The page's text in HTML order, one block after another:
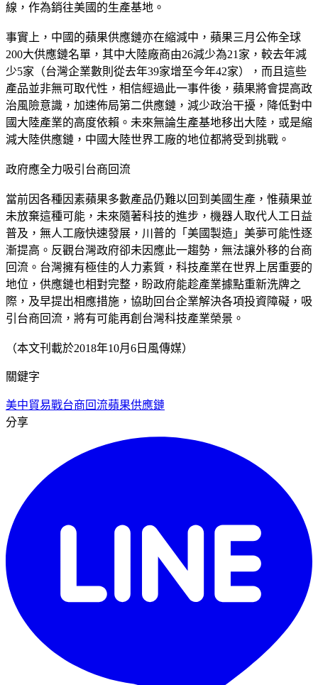
線，作為銷往美國的生產基地。
事實上，中國的蘋果供應鏈亦在縮減中，蘋果三月公佈全球
200大供應鏈名單，其中大陸廠商由26減少為21家，較去年減
少5家（台灣企業數則從去年39家增至今年42家），而且這些
產品並非無可取代性，相信經過此一事件後，蘋果將會提高政
治風險意識，加速佈局第二供應鏈，減少政治干擾，降低對中
國大陸產業的高度依賴。未來無論生產基地移出大陸，或是縮
減大陸供應鏈，中國大陸世界工廠的地位都將受到挑戰。
政府應全力吸引台商回流
當前因各種因素蘋果多數產品仍難以回到美國生產，惟蘋果並
未放棄這種可能，未來隨著科技的進步，機器人取代人工日益
普及，無人工廠快速發展，川普的「美國製造」美夢可能性逐
漸提高。反觀台灣政府卻未因應此一趨勢，無法讓外移的台商
回流。台灣擁有極佳的人力素質，科技產業在世界上居重要的
地位，供應鏈也相對完整，盼政府能趁產業據點重新洗牌之
際，及早提出相應措施，協助回台企業解決各項投資障礙，吸
引台商回流，將有可能再創台灣科技產業榮景。
（本文刊載於2018年10月6日風傳媒）
關鍵字
美中貿易戰台商回流蘋果供應鏈
分享